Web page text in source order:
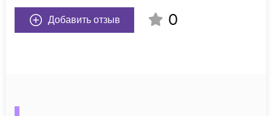
Добавить отзыв 0